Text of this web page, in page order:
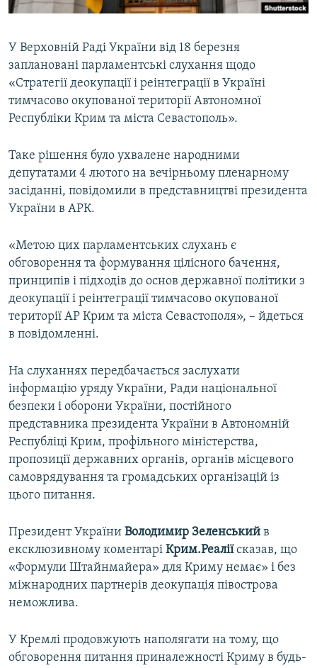
СВІДЧЕННЯ ОКУПАЦІЇ
ІНФОГРАФІКА
Qırımtatar
ДОЛУЧАЙСЯ!
Усі сайти RFE/RL
У Верховній Раді України від 18 березня
заплановані парламентські слухання щодо
«Стратегії деокупації і реінтеграції в Україні
тимчасово окупованої території Автономної
Республіки Крим та міста Севастополь».
Таке рішення було ухвалене народними
депутатами 4 лютого на вечірньому пленарному
засіданні, повідомили в представництві президента
України в АРК.
«Метою цих парламентських слухань є
обговорення та формування цілісного бачення,
принципів і підходів до основ державної політики з
деокупації і реінтеграції тимчасово окупованої
території АР Крим та міста Севастополя», – йдеться
в повідомленні.
На слуханнях передбачається заслухати
інформацію уряду України, Ради національної
безпеки і оборони України, постійного
представника президента України в Автономній
Республіці Крим, профільного міністерства,
пропозиції державних органів, органів місцевого
самоврядування та громадських організацій із
цього питання.
Президент України Володимир Зеленський в
ексклюзивному коментарі Крим.Реаліїсказав, що
«Формули Штайнмайера» для Криму немає» і без
міжнародних партнерів деокупація півострова
неможлива.
У Кремлі продовжують наполягати на тому, що
обговорення питання приналежності Криму в будь-